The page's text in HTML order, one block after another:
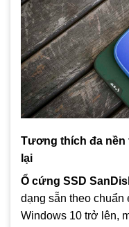
Tương thích đa nền
lại
Ổ cứng SSD
dạng sẵn theo chuẩn
Windows 10 trở lên,